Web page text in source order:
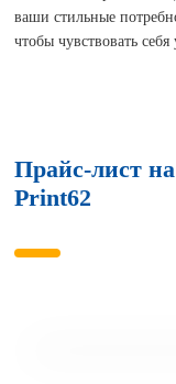
ваши стильные
чтобы чувствовать
Прайс-лист
Print62